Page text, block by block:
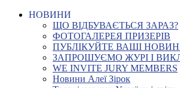
НОВИНИ
ЩО ВІДБУВАЄТЬСЯ ЗАРАЗ?
ФОТОГАЛЕРЕЯ ПРИЗЕРІВ
ПУБЛІКУЙТЕ ВАШІ
ЗАПРОШУЄМО ЖУРІ І
WE INVITE JURY MEMBERS
Новини Алеї Зірок